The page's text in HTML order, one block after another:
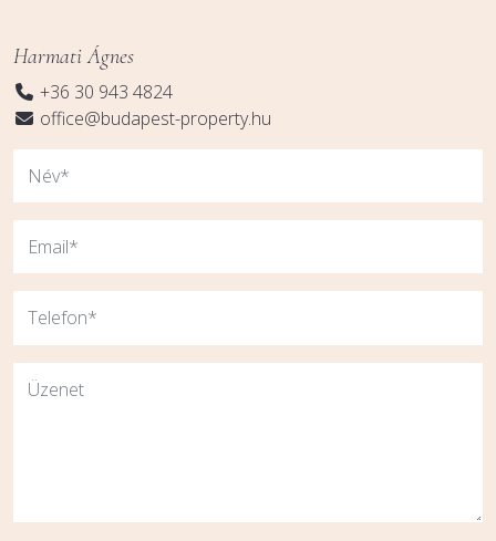
Harmati Ágnes
+36 30 943 4824
office@budapest-property.hu